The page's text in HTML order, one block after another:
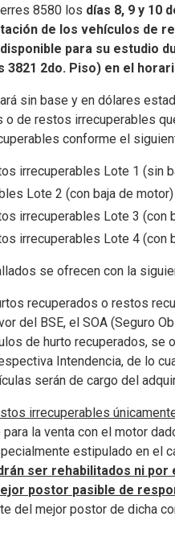
8580 los días 8, 9 y 10
de los vehículos de
para su estudio
3821 2do. Piso) en el
sin base y en dólares
o de restos irrecuperables
conforme el
irrecuperables Lote 1 (sin
Lote 2 (con baja de
irrecuperables Lote 3 (con
irrecuperables Lote 4 (con
se ofrecen con la
recuperados o restos
del BSE, el SOA (Seguro
de hurto recuperados, se
Intendencia, de lo
serán de cargo del
irrecuperables
la venta con el motor
estipulado en el
ser rehabilitados ni
postor pasible de
del mejor postor de dicha